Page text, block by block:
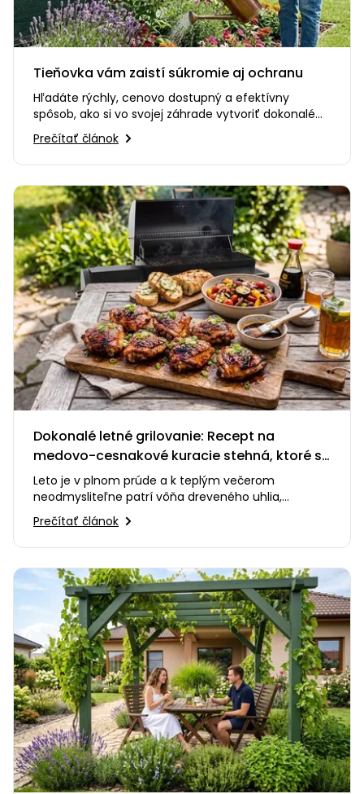
Tieňovka vám zaistí súkromie aj ochranu
Hľadáte rýchly, cenovo dostupný a efektívny
spôsob, ako si vo svojej záhrade vytvoriť dokonalé
súkromie? Alebo…
Prečítať článok
Dokonalé letné grilovanie: Recept na
medovo-cesnakové kuracie stehná, ktoré si
zamilujete
Leto je v plnom prúde a k teplým večerom
neodmysliteľne patrí vôňa dreveného uhlia,
praskanie ohňa a smiech s priateľmi…
Prečítať článok